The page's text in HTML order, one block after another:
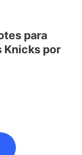
para
Knicks por